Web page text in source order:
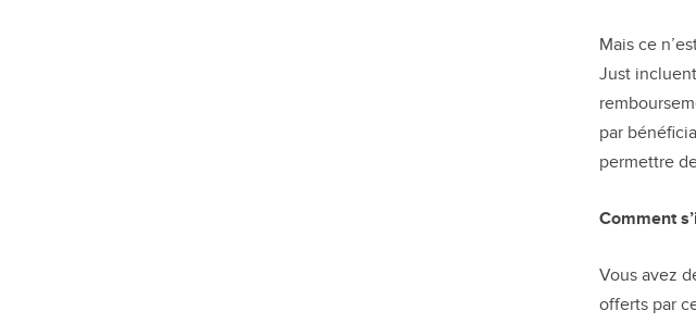
Mais ce
Just
par
permettre
Comment
Vous avez
offerts par